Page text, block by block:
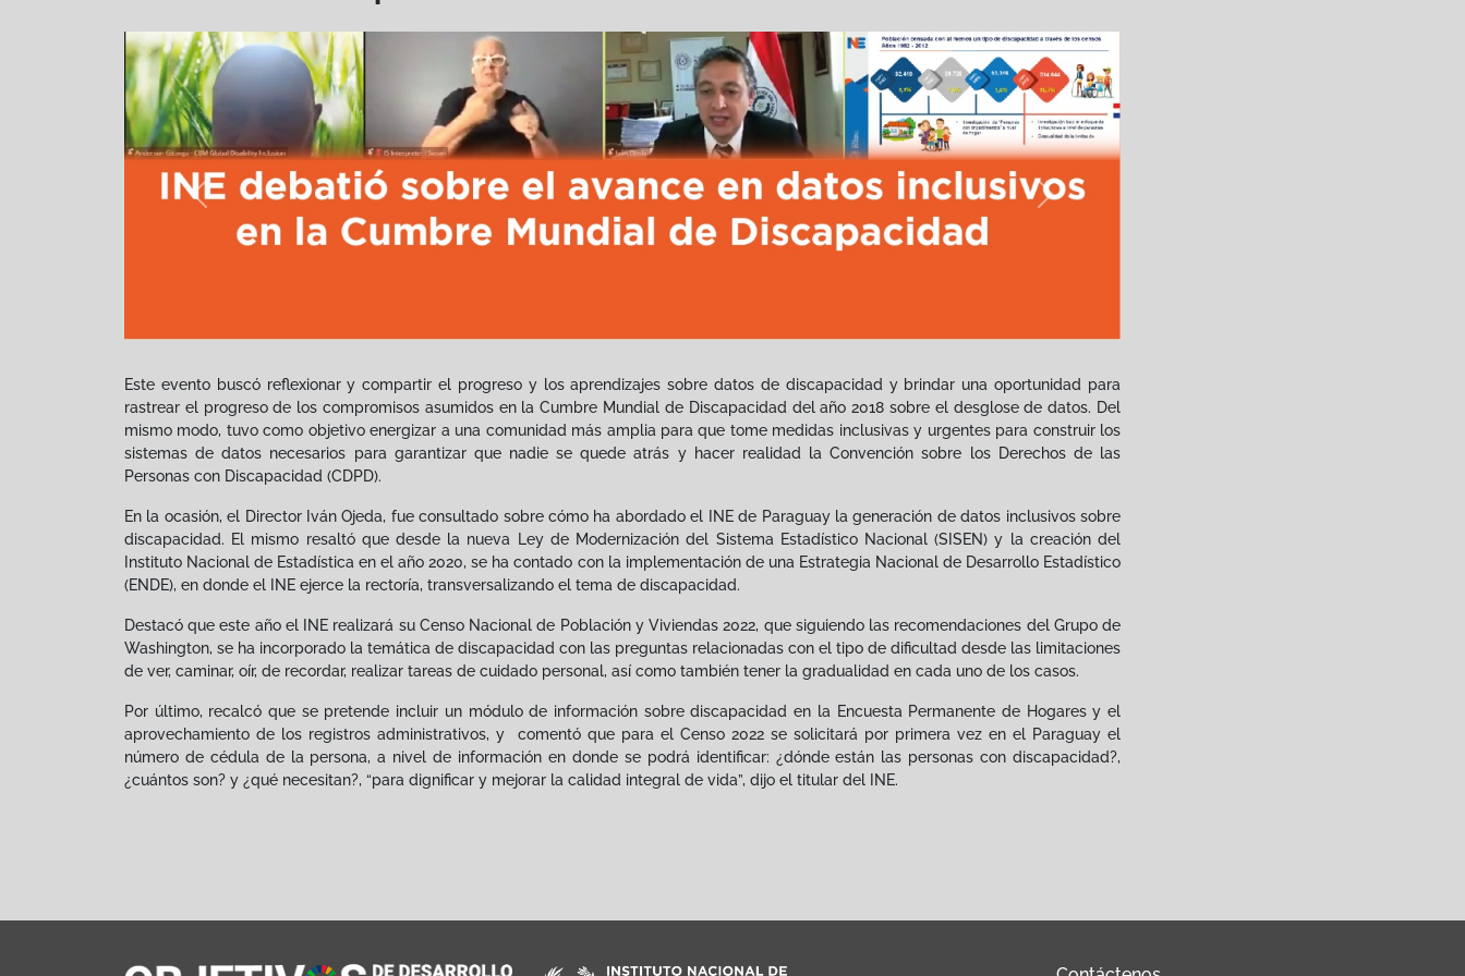
Previous Next
Este evento buscó reflexionar y compartir el progreso y los aprendizajes sobre datos de discapacidad y brindar una oportunidad para
rastrear el progreso de los compromisos asumidos en la Cumbre Mundial de Discapacidad del año 2018 sobre el desglose de datos. Del
mismo modo, tuvo como objetivo energizar a una comunidad más amplia para que tome medidas inclusivas y urgentes para construir los
sistemas de datos necesarios para garantizar que nadie se quede atrás y hacer realidad la Convención sobre los Derechos de las
Personas con Discapacidad (CDPD).
En la ocasión, el Director Iván Ojeda, fue consultado sobre cómo ha abordado el INE de Paraguay la generación de datos inclusivos sobre
discapacidad. El mismo resaltó que desde la nueva Ley de Modernización del Sistema Estadístico Nacional (SISEN) y la creación del
Instituto Nacional de Estadística en el año 2020, se ha contado con la implementación de una Estrategia Nacional de Desarrollo Estadístico
(ENDE), en donde el INE ejerce la rectoría, transversalizando el tema de discapacidad.
Destacó que este año el INE realizará su Censo Nacional de Población y Viviendas 2022, que siguiendo las recomendaciones del Grupo de
Washington, se ha incorporado la temática de discapacidad con las preguntas relacionadas con el tipo de dificultad desde las limitaciones
de ver, caminar, oír, de recordar, realizar tareas de cuidado personal, así como también tener la gradualidad en cada uno de los casos.
Por último, recalcó que se pretende incluir un módulo de información sobre discapacidad en la Encuesta Permanente de Hogares y el
aprovechamiento de los registros administrativos, y comentó que para el Censo 2022 se solicitará por primera vez en el Paraguay el
número de cédula de la persona, a nivel de información en donde se podrá identificar: ¿dónde están las personas con discapacidad?,
¿cuántos son? y ¿qué necesitan?, “para dignificar y mejorar la calidad integral de vida”, dijo el titular del INE.